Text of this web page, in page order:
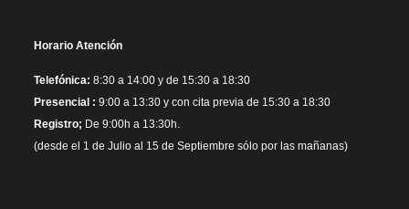
Horario Atención
Telefónica: 8:30 a 14:00 y de 15:30 a 18:30
Presencial : 9:00 a 13:30 y con cita previa de 15:30 a 18:30
Registro; De 9:00h a 13:30h.
(desde el 1 de Julio al 15 de Septiembre sólo por las mañanas)